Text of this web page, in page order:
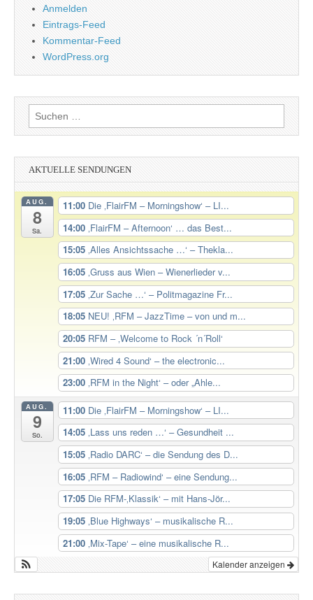
Anmelden
Eintrags-Feed
Kommentar-Feed
WordPress.org
Suchen
nach:
AKTUELLE SENDUNGEN
AUG.
8
Sa.
11:00 Die ‚FlairFM – Morningshow‘ – LI...
14:00 ‚FlairFM – Afternoon‘ … das Best...
15:05 ‚Alles Ansichtssache …‘ – Thekla...
16:05 ‚Gruss aus Wien – Wienerlieder v...
17:05 ‚Zur Sache …‘ – Politmagazine Fr...
18:05 NEU! ‚RFM – JazzTime – von und m...
20:05 RFM – ‚Welcome to Rock ´n´Roll‘
21:00 ‚Wired 4 Sound‘ – the electronic...
23:00 ‚RFM in the Night‘ – oder „Ahle...
AUG.
9
So.
11:00 Die ‚FlairFM – Morningshow‘ – LI...
14:05 ‚Lass uns reden …‘ – Gesundheit ...
15:05 ‚Radio DARC‘ – die Sendung des D...
16:05 ‚RFM – Radiowind‘ – eine Sendung...
17:05 Die RFM-‚Klassik‘ – mit Hans-Jör...
19:05 ‚Blue Highways‘ – musikalische R...
21:00 ‚Mix-Tape‘ – eine musikalische R...
Kalender anzeigen